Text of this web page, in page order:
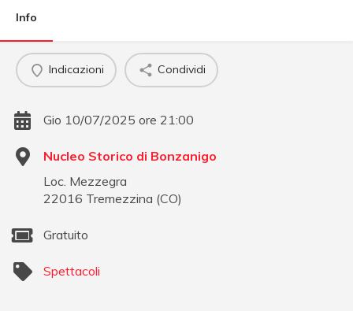
Info
Indicazioni Condividi
Gio 10/07/2025 ore 21:00
Nucleo Storico di Bonzanigo
Loc. Mezzegra
22016 Tremezzina (CO)
Gratuito
Spettacoli